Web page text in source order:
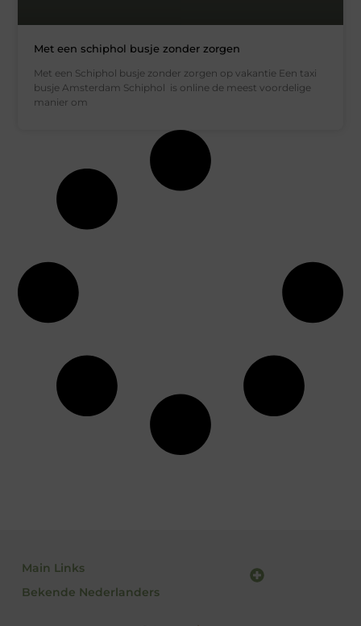
Met een schiphol busje zonder zorgen
Met een Schiphol busje zonder zorgen op vakantie Een taxi
busje Amsterdam Schiphol is online de meest voordelige
manier om
Main Links
Bekende Nederlanders